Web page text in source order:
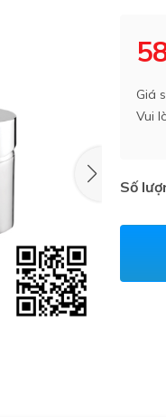
Máy tắm nước
Chậu giặt
Giá
Vui
Số